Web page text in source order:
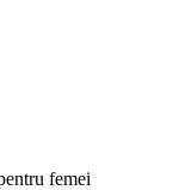
femei